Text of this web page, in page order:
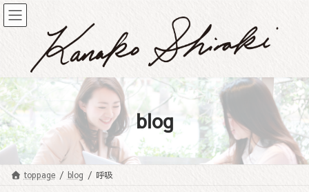
コ
ン
へ
ス
キ
ッ
プ
ナ
ビ
ョ
ン
に
移
動
blog
toppage blog 呼吸